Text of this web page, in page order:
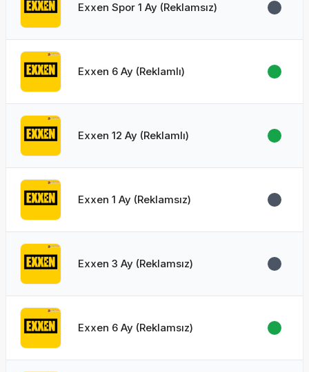
Exxen Spor 1 Ay (Reklamsız)
Exxen 6 Ay (Reklamlı)
Exxen 12 Ay (Reklamlı)
Exxen 1 Ay (Reklamsız)
Exxen 3 Ay (Reklamsız)
Exxen 6 Ay (Reklamsız)